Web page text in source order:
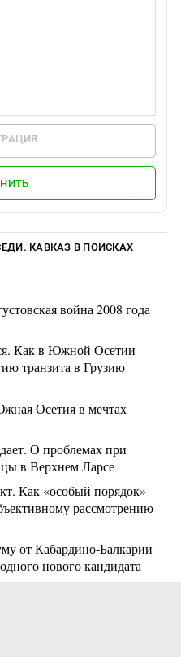
КАВКАЗ В ПОИСКАХ
война 2008 года
Как в Южной Осетии
транзита в Грузию
Осетия в мечтах
О проблемах при
в Верхнем Ларсе
Как «особый порядок»
рассмотрению
от Кабардино-Балкарии
нового кандидата